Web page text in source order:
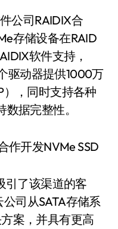
存储设备在RAID
软件支持，
驱动器提供1000万
，同时支持各种
据完整性。
引了该渠道的客
司从SATA存储系
案，并具有更高